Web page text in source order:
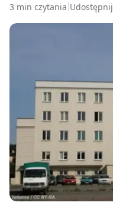
3 min czytania Udostępnij